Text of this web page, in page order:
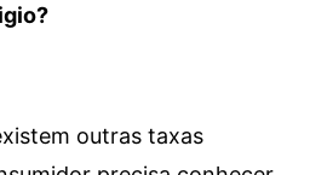
outras taxas